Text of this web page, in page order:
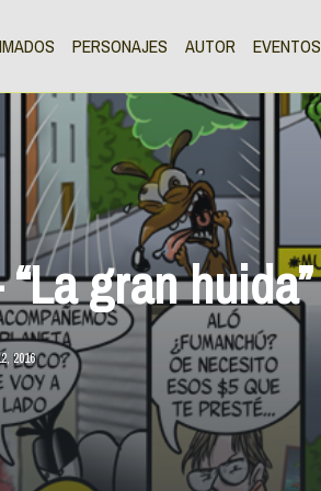
PERSONAJES AUTOR EVENTOS
gran huida”
2016